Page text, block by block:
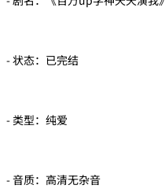
- 状态：已完结
- 类型：纯爱
- 音质：高清无杂音